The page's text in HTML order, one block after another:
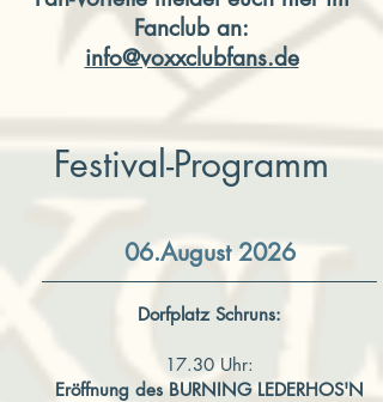
Fanclub an:
info@voxxclubfans.de
Festival-Programm
06.August 2026
Dorfplatz Schruns:
17.30 Uhr:
Eröffnung des BURNING LEDERHOS'N